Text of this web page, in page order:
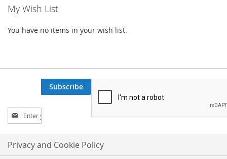
My Wish List
You have no items in your wish list.
Sign
Up
for
Our
Newsletter:
Subscribe
Privacy and Cookie Policy